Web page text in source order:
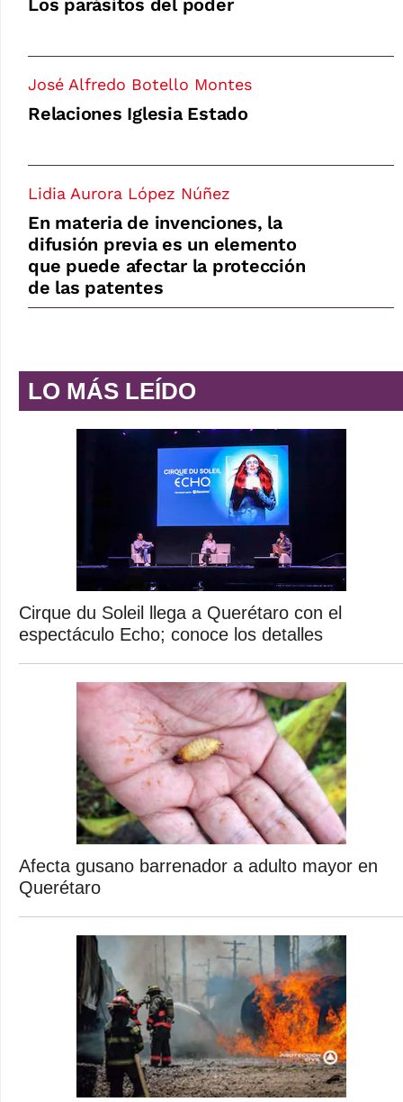
José Alfredo Botello Montes
Relaciones Iglesia Estado
Lidia Aurora López Núñez
En materia de invenciones, la
difusión previa es un elemento
que puede afectar la protección
de las patentes
LO MÁS LEÍDO
Cirque du Soleil llega a Querétaro con el
espectáculo Echo; conoce los detalles
Afecta gusano barrenador a adulto mayor en
Querétaro